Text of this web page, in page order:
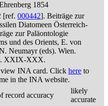
1854
[ref. 000442]. Beiträge zur
Diatomeen Österreich-
zur Paläontologie
und des Orients, E. von
Neumayr (eds). Wien.
XXIX-XXX.
INA card. Click here to
in the INA website.
record accuracy
likely
accurate